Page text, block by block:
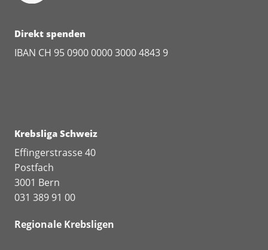
Direkt spenden
IBAN CH 95 0900 0000 3000 4843 9
Krebsliga Schweiz
Effingerstrasse 40
Postfach
3001 Bern
031 389 91 00
Regionale Krebsligen